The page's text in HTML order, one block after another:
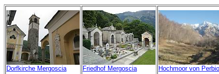
Dorfkirche Mergoscia Friedhof Mergoscia Hochmoor von